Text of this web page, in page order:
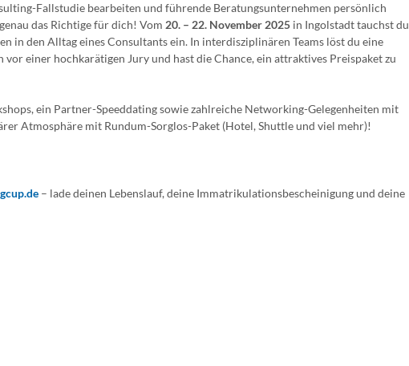
Fallstudie bearbeiten und führende Beratungsunternehmen persönlich
das Richtige für dich! Vom 20. – 22. November 2025 in Ingolstadt tauchst du
in den Alltag eines Consultants ein. In interdisziplinären Teams löst du eine
vor einer hochkarätigen Jury und hast die Chance, ein attraktives Preispaket zu
ein Partner-Speeddating sowie zahlreiche Networking-Gelegenheiten mit
Atmosphäre mit Rundum-Sorglos-Paket (Hotel, Shuttle und viel mehr)!
– lade deinen Lebenslauf, deine Immatrikulationsbescheinigung und deine